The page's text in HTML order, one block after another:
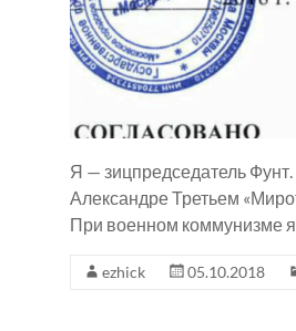
Я — зицпредседатель
Александре Третьем
При военном коммунизме
ezhick 05.10.2018